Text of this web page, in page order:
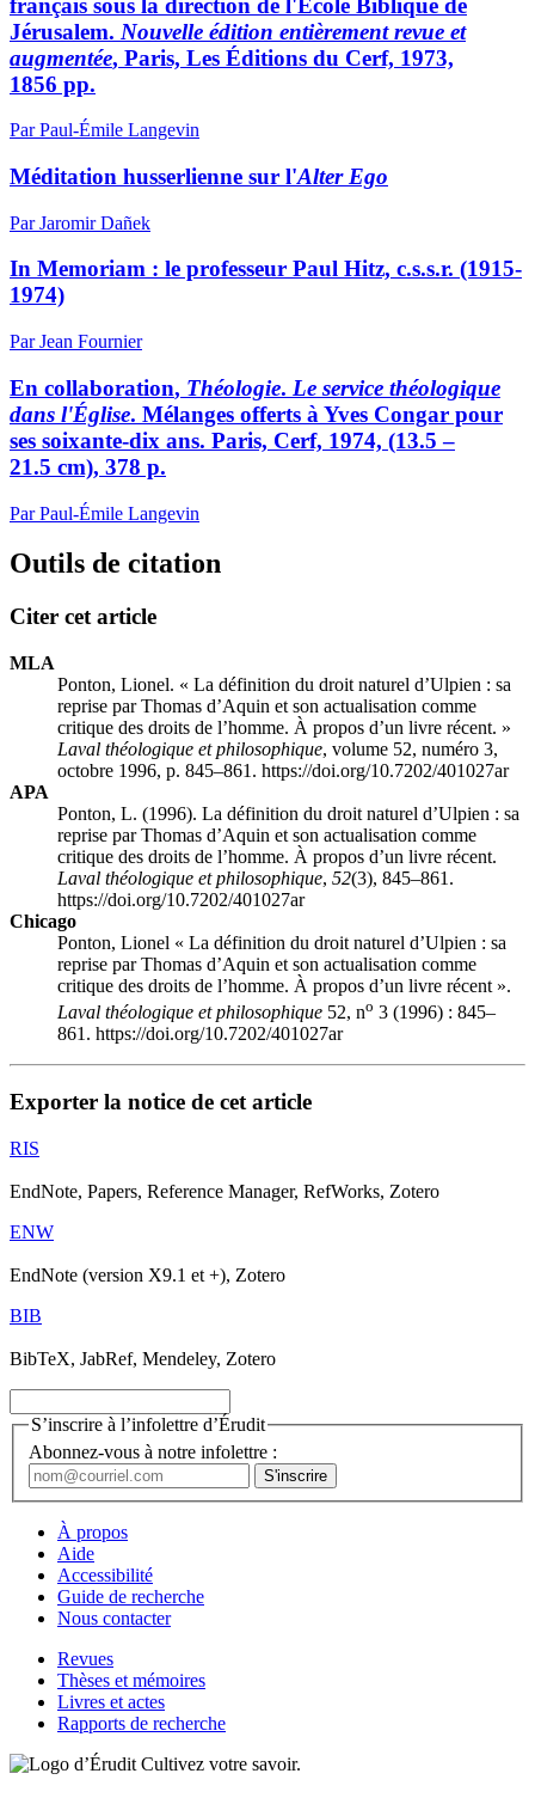
Jérusalem. Nouvelle édition entièrement revue et
augmentée, Paris, Les Éditions du Cerf, 1973,
1856 pp.
Par Paul-Émile Langevin
Méditation husserlienne sur l'Alter Ego
Par Jaromir Dañek
In Memoriam : le professeur Paul Hitz, c.s.s.r. (1915-
1974)
Par Jean Fournier
En collaboration, Théologie. Le service théologique
dans l'Église. Mélanges offerts à Yves Congar pour
ses soixante-dix ans. Paris, Cerf, 1974, (13.5 –
21.5 cm), 378 p.
Par Paul-Émile Langevin
Outils de citation
Citer cet article
MLA
Ponton, Lionel. « La définition du droit naturel d’Ulpien : sa
reprise par Thomas d’Aquin et son actualisation comme
critique des droits de l’homme. À propos d’un livre récent. »
Laval théologique et philosophique, volume 52, numéro 3,
octobre 1996, p. 845–861. https://doi.org/10.7202/401027ar
APA
Ponton, L. (1996). La définition du droit naturel d’Ulpien : sa
reprise par Thomas d’Aquin et son actualisation comme
critique des droits de l’homme. À propos d’un livre récent.
Laval théologique et philosophique, 52(3), 845–861.
https://doi.org/10.7202/401027ar
Chicago
Ponton, Lionel « La définition du droit naturel d’Ulpien : sa
reprise par Thomas d’Aquin et son actualisation comme
critique des droits de l’homme. À propos d’un livre récent ».
Laval théologique et philosophique 52, no 3 (1996) : 845–
861. https://doi.org/10.7202/401027ar
Exporter la notice de cet article
RIS
EndNote, Papers, Reference Manager, RefWorks, Zotero
ENW
EndNote (version X9.1 et +), Zotero
BIB
BibTeX, JabRef, Mendeley, Zotero
S’inscrire à l’infolettre d’Érudit
Abonnez-vous à notre infolettre :
À propos
Aide
Accessibilité
Guide de recherche
Nous contacter
Revues
Thèses et mémoires
Livres et actes
Rapports de recherche
Cultivez votre savoir.